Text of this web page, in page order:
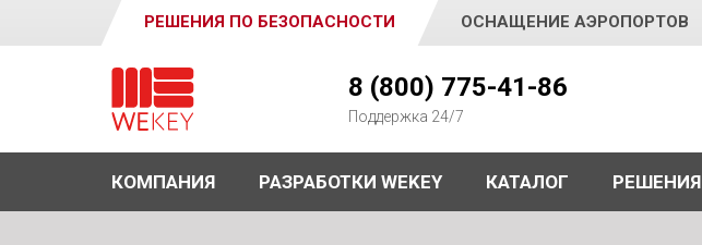
РЕШЕНИЯ ПО БЕЗОПАСНОСТИ ОСНАЩЕНИЕ АЭРОПОРТОВ
WEKEY
8 (800) 775-41-86
Поддержка 24/7
КОМПАНИЯ РАЗРАБОТКИ WEKEY КАТАЛОГ РЕШЕНИЯ